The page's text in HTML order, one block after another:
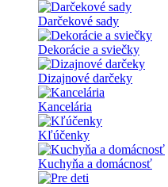
Darčekové sady
Dekorácie a sviečky
Dizajnové darčeky
Kancelária
Kľúčenky
Kuchyňa a domácnosť